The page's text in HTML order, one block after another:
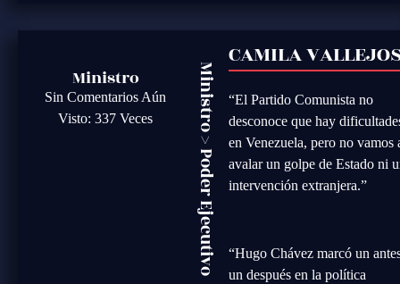
Ministro
Sin Comentarios Aún
Visto: 337 Veces
Ministro
>
Poder Ejecutivo
CAMILA
“El Partido Comunista no
desconoce que hay
en Venezuela, pero no vamos
avalar un golpe de Estado ni
intervención extranjera.”
“Hugo Chávez marcó un
un después en la política